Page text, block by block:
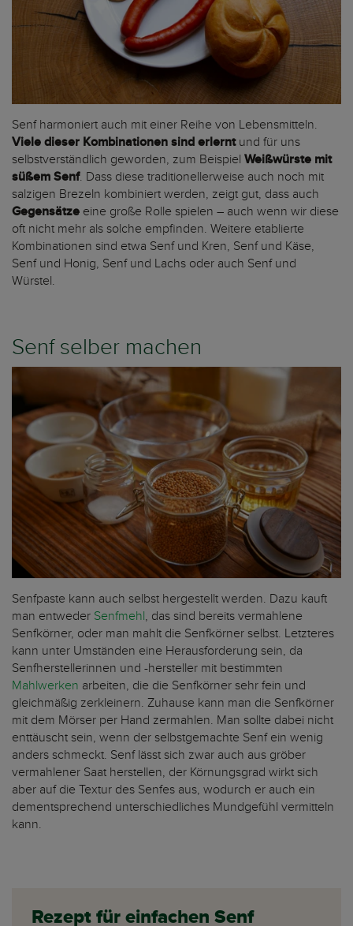
Senf harmoniert auch mit einer Reihe von Lebensmitteln.
Viele dieser Kombinationen sind erlerntund für uns
selbstverständlich geworden, zum Beispiel Weißwürste mit
süßem Senf. Dass diese traditionellerweise auch noch mit
salzigen Brezeln kombiniert werden, zeigt gut, dass auch
Gegensätze eine große Rolle spielen – auch wenn wir diese
oft nicht mehr als solche empfinden. Weitere etablierte
Kombinationen sind etwa Senf und Kren, Senf und Käse,
Senf und Honig, Senf und Lachs oder auch Senf und
Würstel.
Senf selber machen
Senfpaste kann auch selbst hergestellt werden. Dazu kauft
man entweder Senfmehl, das sind bereits vermahlene
Senfkörner, oder man mahlt die Senfkörner selbst. Letzteres
kann unter Umständen eine Herausforderung sein, da
Senfherstellerinnen und -hersteller mit bestimmten
Mahlwerken arbeiten, die die Senfkörner sehr fein und
gleichmäßig zerkleinern. Zuhause kann man die Senfkörner
mit dem Mörser per Hand zermahlen. Man sollte dabei nicht
enttäuscht sein, wenn der selbstgemachte Senf ein wenig
anders schmeckt. Senf lässt sich zwar auch aus gröber
vermahlener Saat herstellen, der Körnungsgrad wirkt sich
aber auf die Textur des Senfes aus, wodurch er auch ein
dementsprechend unterschiedliches Mundgefühl vermitteln
kann.
Rezept für einfachen Senf